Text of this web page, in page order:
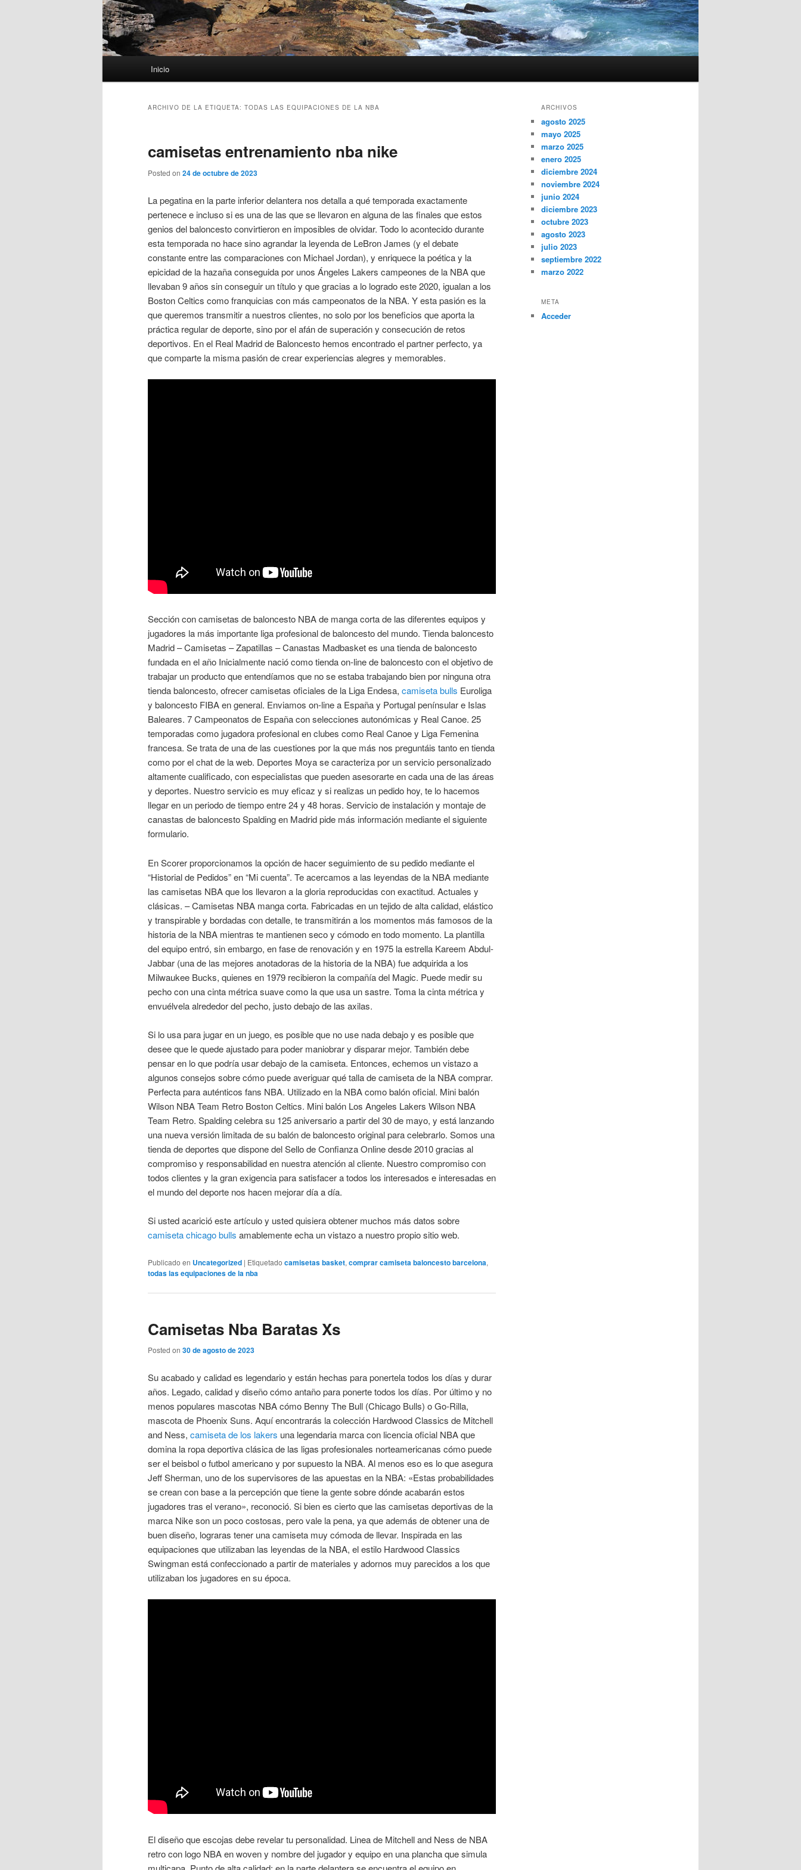
Inicio
ARCHIVO DE LA ETIQUETA: TODAS LAS EQUIPACIONES DE LA NBA
camisetas entrenamiento nba nike
Posted on 24 de octubre de 2023
La pegatina en la parte inferior delantera nos detalla a qué temporada exactamente
pertenece e incluso si es una de las que se llevaron en alguna de las finales que estos
genios del baloncesto convirtieron en imposibles de olvidar. Todo lo acontecido durante
esta temporada no hace sino agrandar la leyenda de LeBron James (y el debate
constante entre las comparaciones con Michael Jordan), y enriquece la poética y la
epicidad de la hazaña conseguida por unos Ángeles Lakers campeones de la NBA que
llevaban 9 años sin conseguir un título y que gracias a lo logrado este 2020, igualan a los
Boston Celtics como franquicias con más campeonatos de la NBA. Y esta pasión es la
que queremos transmitir a nuestros clientes, no solo por los beneficios que aporta la
práctica regular de deporte, sino por el afán de superación y consecución de retos
deportivos. En el Real Madrid de Baloncesto hemos encontrado el partner perfecto, ya
que comparte la misma pasión de crear experiencias alegres y memorables.
Sección con camisetas de baloncesto NBA de manga corta de las diferentes equipos y
jugadores la más importante liga profesional de baloncesto del mundo. Tienda baloncesto
Madrid – Camisetas – Zapatillas – Canastas Madbasket es una tienda de baloncesto
fundada en el año Inicialmente nació como tienda on-line de baloncesto con el objetivo de
trabajar un producto que entendíamos que no se estaba trabajando bien por ninguna otra
tienda baloncesto, ofrecer camisetas oficiales de la Liga Endesa, camiseta bulls Euroliga
y baloncesto FIBA en general. Enviamos on-line a España y Portugal penínsular e Islas
Baleares. 7 Campeonatos de España con selecciones autonómicas y Real Canoe. 25
temporadas como jugadora profesional en clubes como Real Canoe y Liga Femenina
francesa. Se trata de una de las cuestiones por la que más nos preguntáis tanto en tienda
como por el chat de la web. Deportes Moya se caracteriza por un servicio personalizado
altamente cualificado, con especialistas que pueden asesorarte en cada una de las áreas
y deportes. Nuestro servicio es muy eficaz y si realizas un pedido hoy, te lo hacemos
llegar en un periodo de tiempo entre 24 y 48 horas. Servicio de instalación y montaje de
canastas de baloncesto Spalding en Madrid pide más información mediante el siguiente
formulario.
En Scorer proporcionamos la opción de hacer seguimiento de su pedido mediante el
“Historial de Pedidos” en “Mi cuenta”. Te acercamos a las leyendas de la NBA mediante
las camisetas NBA que los llevaron a la gloria reproducidas con exactitud. Actuales y
clásicas. – Camisetas NBA manga corta. Fabricadas en un tejido de alta calidad, elástico
y transpirable y bordadas con detalle, te transmitirán a los momentos más famosos de la
historia de la NBA mientras te mantienen seco y cómodo en todo momento. La plantilla
del equipo entró, sin embargo, en fase de renovación y en 1975 la estrella Kareem Abdul-
Jabbar (una de las mejores anotadoras de la historia de la NBA) fue adquirida a los
Milwaukee Bucks, quienes en 1979 recibieron la compañía del Magic. Puede medir su
pecho con una cinta métrica suave como la que usa un sastre. Toma la cinta métrica y
envuélvela alrededor del pecho, justo debajo de las axilas.
Si lo usa para jugar en un juego, es posible que no use nada debajo y es posible que
desee que le quede ajustado para poder maniobrar y disparar mejor. También debe
pensar en lo que podría usar debajo de la camiseta. Entonces, echemos un vistazo a
algunos consejos sobre cómo puede averiguar qué talla de camiseta de la NBA comprar.
Perfecta para auténticos fans NBA. Utilizado en la NBA como balón oficial. Mini balón
Wilson NBA Team Retro Boston Celtics. Mini balón Los Angeles Lakers Wilson NBA
Team Retro. Spalding celebra su 125 aniversario a partir del 30 de mayo, y está lanzando
una nueva versión limitada de su balón de baloncesto original para celebrarlo. Somos una
tienda de deportes que dispone del Sello de Confianza Online desde 2010 gracias al
compromiso y responsabilidad en nuestra atención al cliente. Nuestro compromiso con
todos clientes y la gran exigencia para satisfacer a todos los interesados e interesadas en
el mundo del deporte nos hacen mejorar día a día.
Si usted acarició este artículo y usted quisiera obtener muchos más datos sobre
camiseta chicago bulls amablemente echa un vistazo a nuestro propio sitio web.
Publicado en Uncategorized | Etiquetado camisetas basket, comprar camiseta baloncesto barcelona,
todas las equipaciones de la nba
Camisetas Nba Baratas Xs
Posted on 30 de agosto de 2023
Su acabado y calidad es legendario y están hechas para ponertela todos los días y durar
años. Legado, calidad y diseño cómo antaño para ponerte todos los días. Por último y no
menos populares mascotas NBA cómo Benny The Bull (Chicago Bulls) o Go-Rilla,
mascota de Phoenix Suns. Aquí encontrarás la colección Hardwood Classics de Mitchell
and Ness, camiseta de los lakers una legendaria marca con licencia oficial NBA que
domina la ropa deportiva clásica de las ligas profesionales norteamericanas cómo puede
ser el beisbol o futbol americano y por supuesto la NBA. Al menos eso es lo que asegura
Jeff Sherman, uno de los supervisores de las apuestas en la NBA: «Estas probabilidades
se crean con base a la percepción que tiene la gente sobre dónde acabarán estos
jugadores tras el verano», reconoció. Si bien es cierto que las camisetas deportivas de la
marca Nike son un poco costosas, pero vale la pena, ya que además de obtener una de
buen diseño, lograras tener una camiseta muy cómoda de llevar. Inspirada en las
equipaciones que utilizaban las leyendas de la NBA, el estilo Hardwood Classics
Swingman está confeccionado a partir de materiales y adornos muy parecidos a los que
utilizaban los jugadores en su época.
El diseño que escojas debe revelar tu personalidad. Linea de Mitchell and Ness de NBA
retro con logo NBA en woven y nombre del jugador y equipo en una plancha que simula
ARCHIVOS
agosto 2025
mayo 2025
marzo 2025
enero 2025
diciembre 2024
noviembre 2024
junio 2024
diciembre 2023
octubre 2023
agosto 2023
julio 2023
septiembre 2022
marzo 2022
META
Acceder